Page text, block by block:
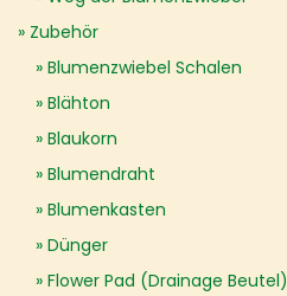
Zubehör
Blumenzwiebel Schalen
Blähton
Blaukorn
Blumendraht
Blumenkasten
Dünger
Flower Pad (Drainage Beutel)